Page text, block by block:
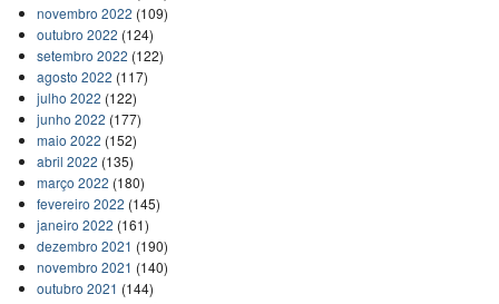
novembro 2022 (109)
outubro 2022 (124)
setembro 2022 (122)
agosto 2022 (117)
julho 2022 (122)
junho 2022 (177)
maio 2022 (152)
abril 2022 (135)
março 2022 (180)
fevereiro 2022 (145)
janeiro 2022 (161)
dezembro 2021 (190)
novembro 2021 (140)
outubro 2021 (144)